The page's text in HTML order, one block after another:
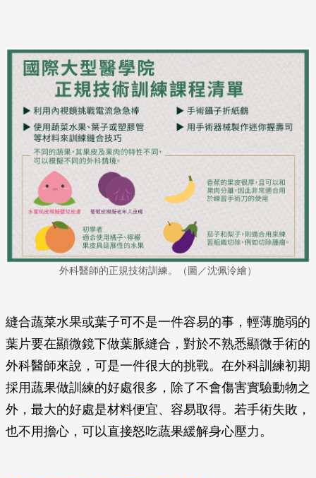
外科醫師的正規技術訓練。（圖／沈佩泠繪）
縫合蔬菜水果或葉子可不是一件容易的事，輕薄脆弱的
葉片要在顯微鏡下做葉脈縫合，對於不熟悉顯微手術的
外科醫師來說，可是一件很大的挑戰。在外科訓練初期
採用蔬果做訓練的好處很多，除了不會傷害實驗動物之
外，最大的好處是材料便宜、容易取得。若手術失敗，
也不用擔心，可以直接怒吃蔬果緩解身心壓力。